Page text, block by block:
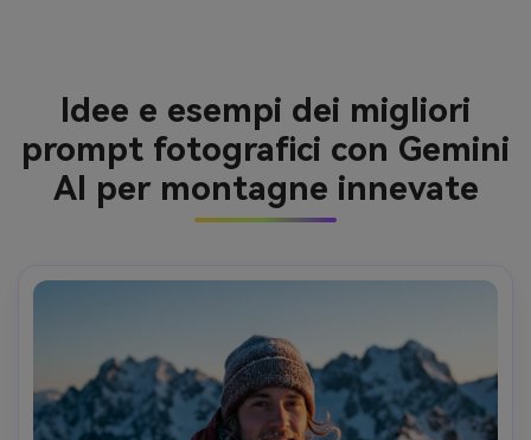
Idee e esempi dei migliori
prompt fotografici con Gemini
AI per montagne innevate